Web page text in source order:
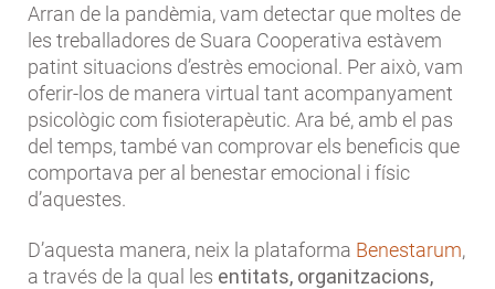
Arran de la pandèmia, vam detectar que moltes de
les treballadores de Suara Cooperativa estàvem
patint situacions d’estrès emocional. Per això, vam
oferir-los de manera virtual tant acompanyament
psicològic com fisioterapèutic. Ara bé, amb el pas
del temps, també van comprovar els beneficis que
comportava per al benestar emocional i físic
d’aquestes.
D’aquesta manera, neix la plataforma Benestarum,
a través de la qual les entitats, organitzacions,